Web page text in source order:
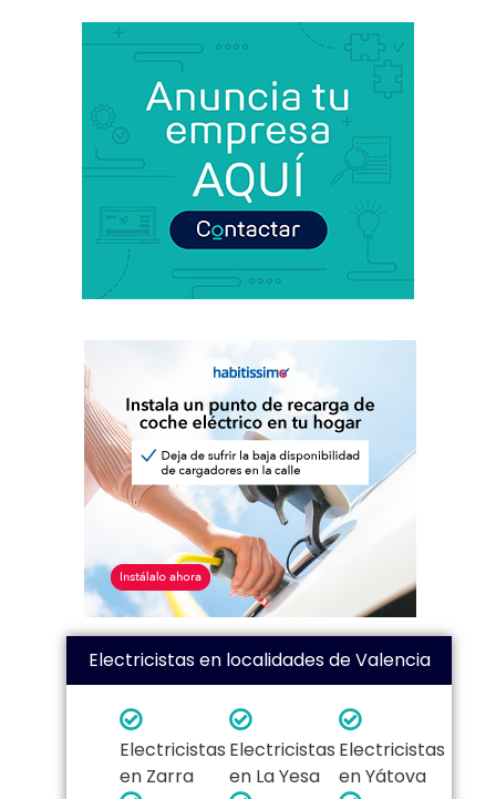
Electricistas en localidades de Valencia
Electricistas
en Zarra
Electricistas
en La Yesa
Electricistas
en Yátova